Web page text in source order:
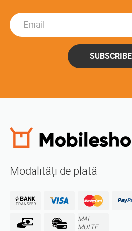
SUBSCRIBE
Modalități de plată
MAI
MULTE